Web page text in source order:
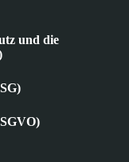
und die